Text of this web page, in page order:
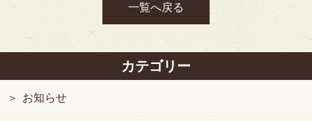
一覧へ戻る
カテゴリー
お知らせ